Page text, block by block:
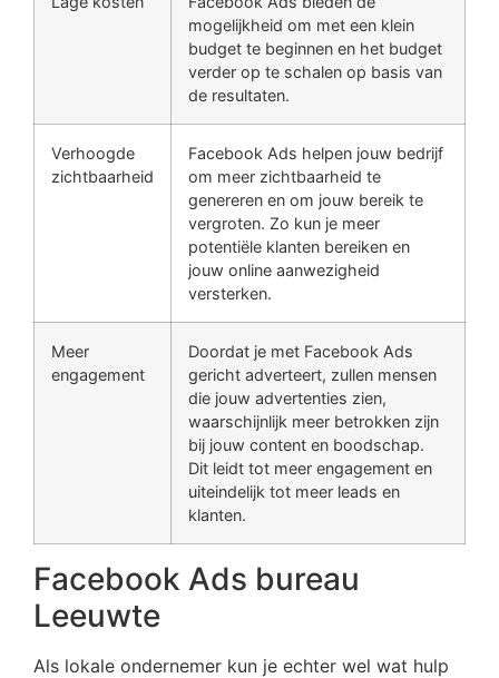
mogelijkheid om met een klein
budget te beginnen en het budget
verder op te schalen op basis van
de resultaten.
Verhoogde
zichtbaarheid
Facebook Ads helpen jouw bedrijf
om meer zichtbaarheid te
genereren en om jouw bereik te
vergroten. Zo kun je meer
potentiële klanten bereiken en
jouw online aanwezigheid
versterken.
Meer
engagement
Doordat je met Facebook Ads
gericht adverteert, zullen mensen
die jouw advertenties zien,
waarschijnlijk meer betrokken zijn
bij jouw content en boodschap.
Dit leidt tot meer engagement en
uiteindelijk tot meer leads en
klanten.
Facebook Ads bureau
Leeuwte
Als lokale ondernemer kun je echter wel wat hulp